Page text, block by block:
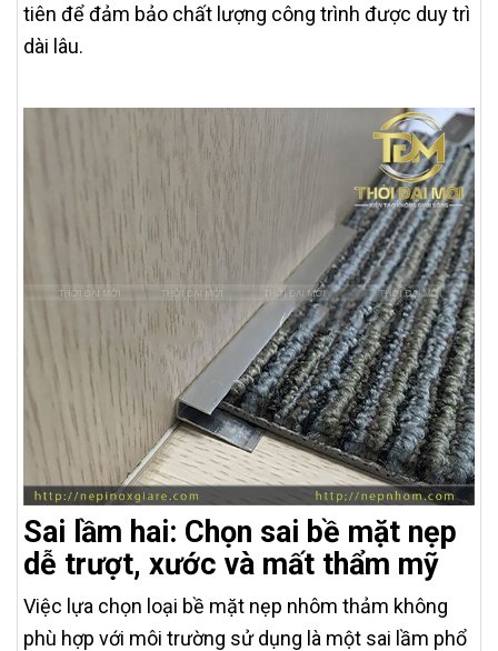
tiên để đảm bảo chất lượng công trình được duy trì
dài lâu.
Sai lầm hai: Chọn sai bề mặt nẹp
dễ trượt, xước và mất thẩm mỹ
Việc lựa chọn loại bề mặt nẹp nhôm thảm không
phù hợp với môi trường sử dụng là một sai lầm phổ